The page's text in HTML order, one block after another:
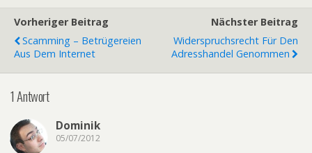
Vorheriger Beitrag
Scamming – Betrügereien
Aus Dem Internet
Nächster Beitrag
Widerspruchsrecht Für Den
Adresshandel Genommen
1 Antwort
Dominik
05/07/2012